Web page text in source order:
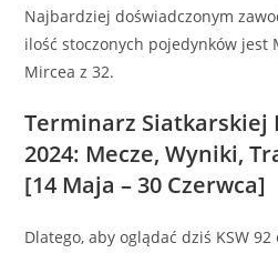
Najbardziej doświadczonym
ilość stoczonych pojedynków jest
Mircea z 32.
Terminarz Siatkarskiej
2024: Mecze, Wyniki,
[14 Maja – 30 Czerwca]
Dlatego, aby oglądać dziś KSW